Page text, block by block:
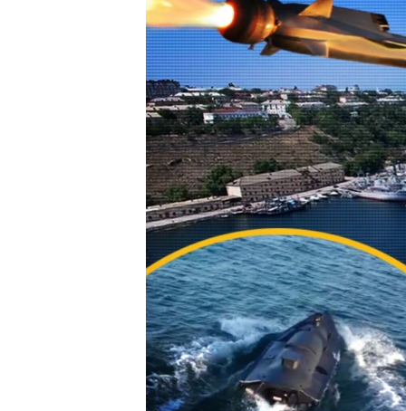
КРЫМ.НЕПОКОРЕННЫЙ
УКРАИНСКАЯ ПРОБЛЕМА КРЫМА